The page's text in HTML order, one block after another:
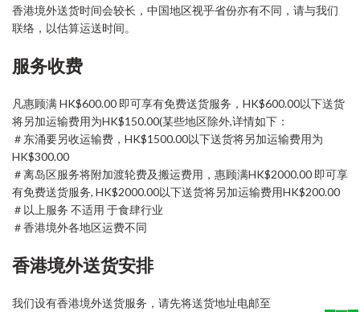
香港境外送货时间会较长，中国地区视乎省份亦有不同，请与我们
联络，以估算运送时间。
服务收费
凡惠顾满 HK$600.00 即可享有免费送货服务，HK$600.00以下送货
将另加运输费用为HK$150.00(某些地区除外,详情如下：
＃东涌要另收运输费，HK$1500.00以下送货将另加运输费用为
HK$300.00
＃离岛区服务将附加渡轮费及搬运费用，惠顾满HK$2000.00 即可享
有免费送货服务, HK$2000.00以下送货将另加运输费用HK$200.00
＃以上服务 不适用 于食肆行业
＃香港境外各地区运费不同
香港境外送货安排
我们设有香港境外送货服务，请先将送货地址电邮至